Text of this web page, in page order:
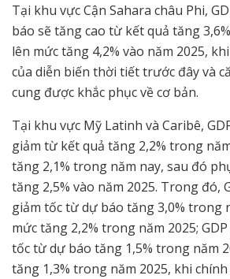
Tại khu vực Cận Sahara châu Phi,
báo sẽ tăng cao từ kết quả tăng
lên mức tăng 4,2% vào năm 2025,
của diễn biến thời tiết trước đây và
cung được khắc phục về cơ bản.
Tại khu vực Mỹ Latinh và Caribê,
giảm từ kết quả tăng 2,2% trong
tăng 2,1% trong năm nay, sau đó
tăng 2,5% vào năm 2025. Trong đó,
giảm tốc từ dự báo tăng 3,0% trong
mức tăng 2,2% trong năm 2025;
tốc từ dự báo tăng 1,5% trong năm
tăng 1,3% trong năm 2025, khi